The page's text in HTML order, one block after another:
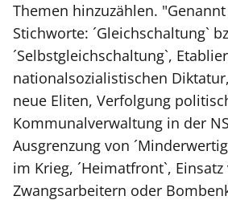
Themen hinzuzählen.
Stichworte: ´Gleichschaltung`
´Selbstgleichschaltung`,
nationalsozialistischen
neue Eliten, Verfolgung
Kommunalverwaltung in der
Ausgrenzung von
im Krieg, ´Heimatfront`, Einsatz
Zwangsarbeitern oder